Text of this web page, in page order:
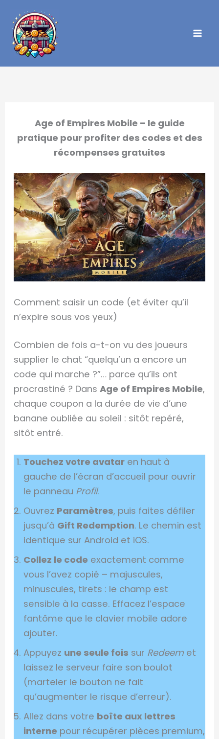
contenu
Age of Empires Mobile – le guide
pratique pour profiter des codes et des
récompenses gratuites
Comment saisir un code (et éviter qu’il
n’expire sous vos yeux)
Combien de fois a-t-on vu des joueurs
supplier le chat “quelqu’un a encore un
code qui marche ?”… parce qu’ils ont
procrastiné ? DansAge of Empires Mobile,
chaque coupon a la durée de vie d’une
banane oubliée au soleil : sitôt repéré,
sitôt entré.
Touchez votre avatar en haut à
gauche de l’écran d’accueil pour ouvrir
le panneau Profil.
Ouvrez Paramètres, puis faites défiler
jusqu’à Gift Redemption. Le chemin est
identique sur Android et iOS.
Collez le code exactement comme
vous l’avez copié – majuscules,
minuscules, tirets : le champ est
sensible à la casse. Effacez l’espace
fantôme que le clavier mobile adore
ajouter.
Appuyez une seule fois sur Redeem et
laissez le serveur faire son boulot
(marteler le bouton ne fait
qu’augmenter le risque d’erreur).
Allez dans votre boîte aux lettres
interne pour récupérer pièces premium,